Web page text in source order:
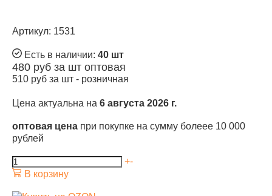
Артикул: 1531
Есть в наличии: 40 шт
480 руб за шт оптовая
510 руб за шт - розничная
Цена актуальна на 6 августа 2026 г.
оптовая цена при покупке на сумму болеее 10 000
рублей
+-
В корзину